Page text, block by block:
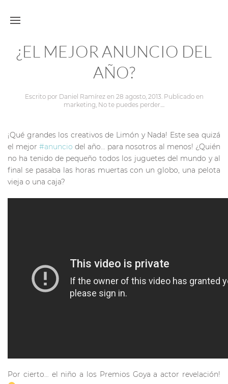
¿EL MEJOR ANUNCIO DEL
AÑO?
Escrito por Daniel Ramírezen 28 agosto, 2013. Publicado en
marketing, No te puedes perder....
¡Qué grandes los creativos de Limón y Nada! Este sea quizá
el mejor #anuncio del año… para nosotros al menos! ¿Quién
no ha tenido de pequeño todos los juguetes del mundo y al
final se pasaba las horas muertas con un globo, una pelota
vieja o una caja?
Por cierto… el niño a los Premios Goya a actor revelación!